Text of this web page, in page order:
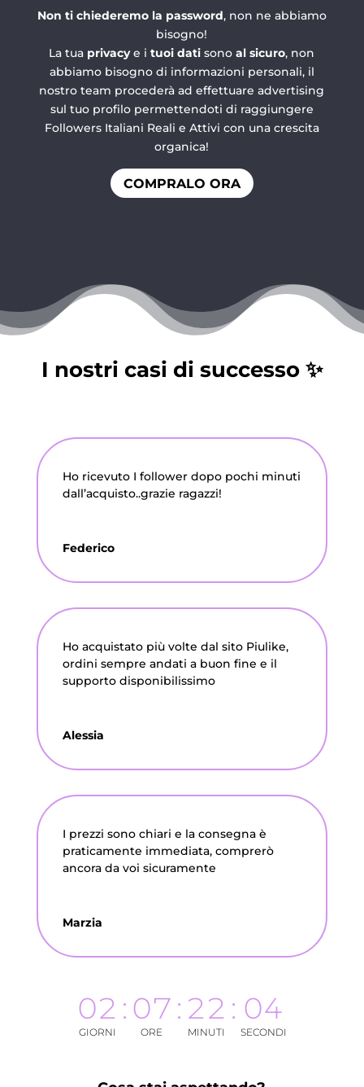
Non ti chiederemo la password, non ne abbiamo
bisogno!
La tua privacye ituoi dati sonoal sicuro, non
abbiamo bisogno di informazioni personali, il
nostro team procederà ad effettuare advertising
sul tuo profilo permettendoti di raggiungere
Followers Italiani Reali e Attivi con una crescita
organica!
COMPRALO ORA
I nostri casi di successo ✨
Ho ricevuto I follower dopo pochi minuti
dall’acquisto..grazie ragazzi!
Federico
Ho acquistato più volte dal sito Piulike,
ordini sempre andati a buon fine e il
supporto disponibilissimo
Alessia
I prezzi sono chiari e la consegna è
praticamente immediata, comprerò
ancora da voi sicuramente
Marzia
02
GIORNI
: 07
ORE
: 22
MINUTI
: 03
SECONDI